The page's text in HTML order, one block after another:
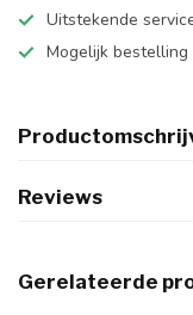
Uitstekende
Mogelijk
Reviews
Gerelateerde